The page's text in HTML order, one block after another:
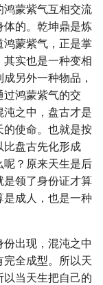
鸿蒙紫气互相交流
体的。乾坤鼎是炼
鸿蒙紫气，正是掌
实也是一种变相
另外一种物品，
鸿蒙紫气的交
之中，盘古才是
的使命。也就是按
比盘古先化形成
呢？原来天生是后
是领了身份证才算
成人，也是一种
出现，混沌之中
全成型。所以天
当天生把自己的